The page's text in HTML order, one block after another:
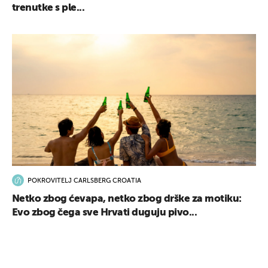
trenutke s ple...
POKROVITELJ CARLSBERG CROATIA
Netko zbog ćevapa, netko zbog drške za motiku:
Evo zbog čega sve Hrvati duguju pivo...